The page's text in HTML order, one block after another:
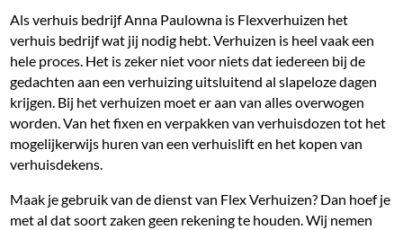
Als verhuis bedrijf Anna Paulowna is Flexverhuizen het
verhuis bedrijf wat jij nodig hebt. Verhuizen is heel vaak een
hele proces. Het is zeker niet voor niets dat iedereen bij de
gedachten aan een verhuizing uitsluitend al slapeloze dagen
krijgen. Bij het verhuizen moet er aan van alles overwogen
worden. Van het fixen en verpakken van verhuisdozen tot het
mogelijkerwijs huren van een verhuislift en het kopen van
verhuisdekens.
Maak je gebruik van de dienst van Flex Verhuizen? Dan hoef je
met al dat soort zaken geen rekening te houden. Wij nemen